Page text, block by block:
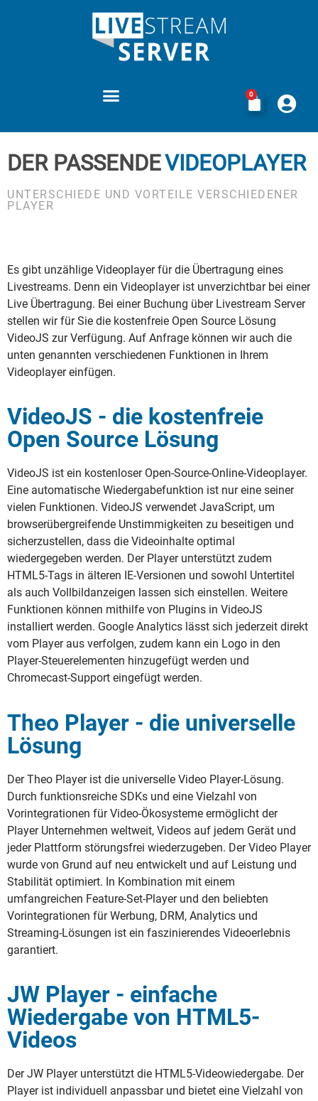
0
DER PASSENDEVIDEOPLAYER
UNTERSCHIEDE UND VORTEILE VERSCHIEDENER
PLAYER
Es gibt unzählige Videoplayer für die Übertragung eines
Livestreams. Denn ein Videoplayer ist unverzichtbar bei einer
Live Übertragung. Bei einer Buchung über Livestream Server
stellen wir für Sie die kostenfreie Open Source Lösung
VideoJS zur Verfügung. Auf Anfrage können wir auch die
unten genannten verschiedenen Funktionen in Ihrem
Videoplayer einfügen.
VideoJS - die kostenfreie
Open Source Lösung
VideoJS ist ein kostenloser Open-Source-Online-Videoplayer.
Eine automatische Wiedergabefunktion ist nur eine seiner
vielen Funktionen. VideoJS verwendet JavaScript, um
browserübergreifende Unstimmigkeiten zu beseitigen und
sicherzustellen, dass die Videoinhalte optimal
wiedergegeben werden. Der Player unterstützt zudem
HTML5-Tags in älteren IE-Versionen und sowohl Untertitel
als auch Vollbildanzeigen lassen sich einstellen. Weitere
Funktionen können mithilfe von Plugins in VideoJS
installiert werden. Google Analytics lässt sich jederzeit direkt
vom Player aus verfolgen, zudem kann ein Logo in den
Player-Steuerelementen hinzugefügt werden und
Chromecast-Support eingefügt werden.
Theo Player - die universelle
Lösung
Der Theo Player ist die universelle Video Player-Lösung.
Durch funktionsreiche SDKs und eine Vielzahl von
Vorintegrationen für Video-Ökosysteme ermöglicht der
Player Unternehmen weltweit, Videos auf jedem Gerät und
jeder Plattform störungsfrei wiederzugeben. Der Video Player
wurde von Grund auf neu entwickelt und auf Leistung und
Stabilität optimiert. In Kombination mit einem
umfangreichen Feature-Set-Player und den beliebten
Vorintegrationen für Werbung, DRM, Analytics und
Streaming-Lösungen ist ein faszinierendes Videoerlebnis
garantiert.
JW Player - einfache
Wiedergabe von HTML5-
Videos
Der JW Player unterstützt die HTML5-Videowiedergabe. Der
Player ist individuell anpassbar und bietet eine Vielzahl von